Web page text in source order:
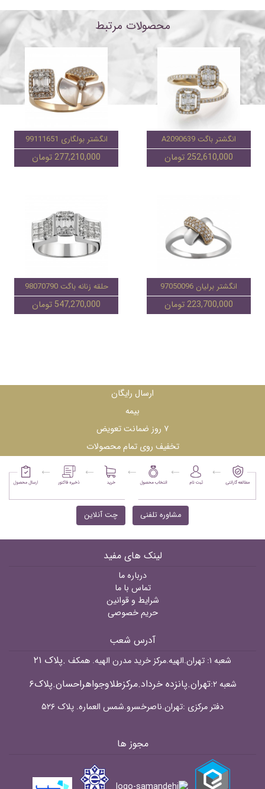
محصولات مرتبط
انگشتر باگت A2090639
252,610,000 تومان
انگشتر بولگاری 99111651
277,210,000 تومان
انگشتر برلیان 97050096
223,700,000 تومان
حلقه زنانه باگت 98070790
547,270,000 تومان
ارسال رایگان
بیمه
۷ روز ضمانت تعویض
تخفیف روی تمام محصولات
مشاوره تلفنی چت آنلاین
لینک های مفید
درباره ما
تماس با ما
شرایط و قوانین
حریم خصوصی
آدرس شعب
شعبه ۱: تهران.الهیه.مرکز خرید مدرن الهیه. همکف .پلاک ۲۱
شعبه ۲: تهران.پانزده خرداد.مرکزطلاوجواهراحسان.پلاک۶
دفتر مرکزی :تهران.ناصرخسرو.شمس العماره. پلاک ۵۲۶
مجوز ها